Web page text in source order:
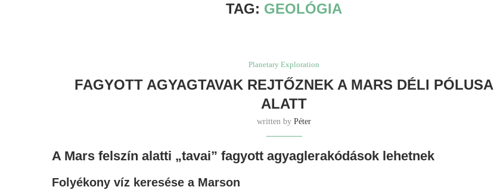
TAG: GEOLÓGIA
Planetary Exploration
FAGYOTT AGYAGTAVAK REJTŐZNEK A MARS DÉLI PÓLUSA
ALATT
written byPéter
A Mars felszín alatti „tavai” fagyott agyaglerakódások lehetnek
Folyékony víz keresése a Marson